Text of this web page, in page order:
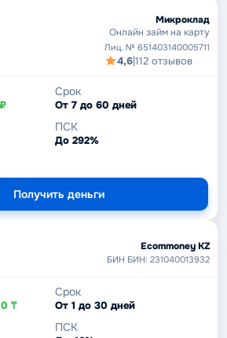
Микроклад
Онлайн займ на карту
Лиц. № 651403140005711
4,6|112 отзывов
Срок
От 7 до 60 дней
ПСК
До 292%
Получить деньги
Ecommoney KZ
БИН БИН: 231040013932
₸
Срок
От 1 до 30 дней
ПСК